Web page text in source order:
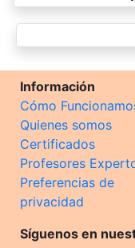
Información
Cómo
Quienes somos
Certificados
Profesores
Preferencias de
privacidad
Síguenos en